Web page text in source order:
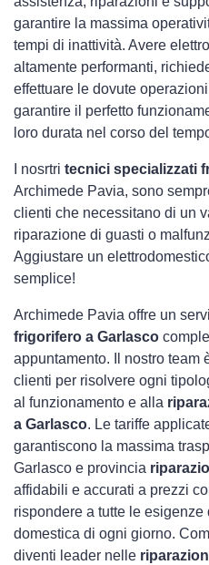
garantire la massima
tempi di inattività. Avere
altamente performanti,
effettuare le dovute
garantire il perfetto
loro durata nel corso del
I nosrtri tecnici specializzati
Archimede Pavia, sono
clienti che necessitano di un
riparazione di guasti o
Aggiustare un
semplice!
Archimede Pavia offre un
frigorifero a Garlasco
appuntamento. Il nostro team
clienti per risolvere ogni
al funzionamento e alla
a Garlasco. Le tariffe
garantiscono la massima
Garlasco e provincia
affidabili e accurati a prezzi
rispondere a tutte le
domestica di ogni giorno.
diventi leader nelle